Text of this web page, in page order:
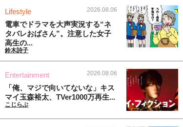
Lifestyle 2026.08.06
電車でドラマを大声実況する“ネ
タバレおばさん”。注意した女子
高生の...
鈴木詩子
Entertainment 2026.08.06
「俺、マジで向いてないな」キス
マイ玉森裕太、TVer1000万再生...
こじらぶ